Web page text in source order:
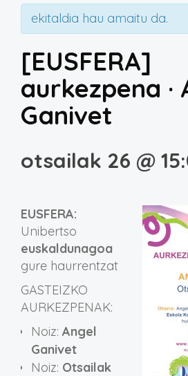
ekitaldia hau amaitu da.
[EUSFERA]
aurkezpena ·
Ganivet
otsailak 26 @
EUSFERA:
Unibertso
euskaldunagoa
gure haurrentzat
GASTEIZKO
AURKEZPENAK:
Noiz: Angel
Ganivet
Noiz: Otsailak